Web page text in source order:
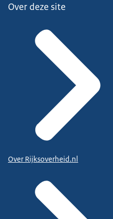
Over deze site
Over Rijksoverheid.nl